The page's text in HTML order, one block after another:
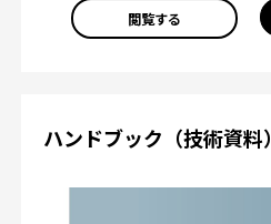
閲覧する
ハンドブック（技術資料）